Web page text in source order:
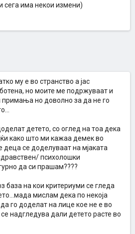
да го гледаат.
сега има некои измени)
му е во странство а јас
но моите ме подржуваат и
примања но доволно за да не го
детето, со оглед на тоа дека
како што ми кажаа демек во
деца се доделуваат на мјаката
психолошки
да си прашам????
база на кои критериуми се гледа
мислам дека по некоја
го доделат на лице кое не е во
се надгледува дали детето расте во